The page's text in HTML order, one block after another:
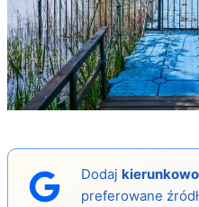
Dodaj
preferowane